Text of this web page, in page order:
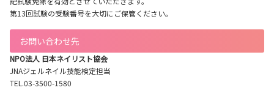
第13回試験の受験番号を大切にご保管ください。
お問い合わせ先
NPO法人 日本ネイリスト協会
JNAジェルネイル技能検定担当
TEL.03-3500-1580